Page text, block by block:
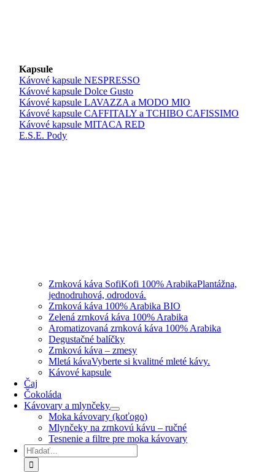
Kapsule
Kávové kapsule NESPRESSO
Kávové kapsule Dolce Gusto
Kávové kapsule LAVAZZA a MODO MIO
Kávové kapsule CAFFITALY a TCHIBO CAFISSIMO
Kávové kapsule MITACA RED
E.S.E. Pody
Zrnková káva SofiKofi 100% ArabikaPlantážna,
jednodruhová, odrodová.
Zrnková káva 100% Arabika BIO
Zelená zrnková káva 100% Arabika
Aromatizovaná zrnková káva 100% Arabika
Degustačné balíčky
Zrnková káva – zmesy
Mletá kávaVyberte si kvalitné mleté kávy.
Kávové kapsule
Čaj
Čokoláda
Kávovary a mlynčeky
Moka kávovary (koťogo)
Mlynčeky na zrnkovú kávu – ručné
Tesnenie a filtre pre moka kávovary
Hľadať: